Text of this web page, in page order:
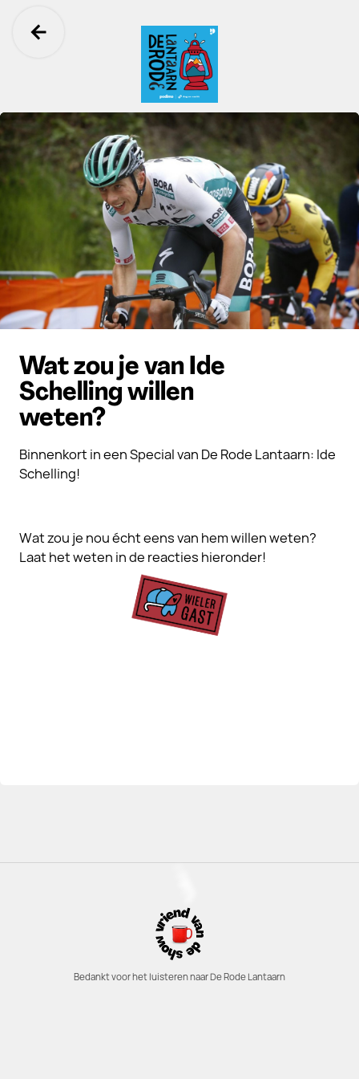
Ga terug
De Rode Lantaarn
Wat zou je van Ide
Schelling willen
weten?
Binnenkort in een Special van De Rode Lantaarn: Ide
Schelling!
Wat zou je nou écht eens van hem willen weten?
Laat het weten in de reacties hieronder!
Bedankt voor het luisteren naar De Rode Lantaarn